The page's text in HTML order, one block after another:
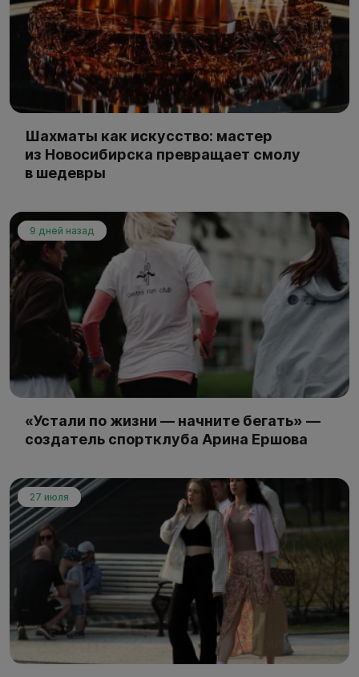
Шахматы как искусство: мастер
из Новосибирска превращает смолу
в шедевры
9 дней назад
«Устали по жизни — начните бегать» —
создатель спортклуба Арина Ершова
27 июля